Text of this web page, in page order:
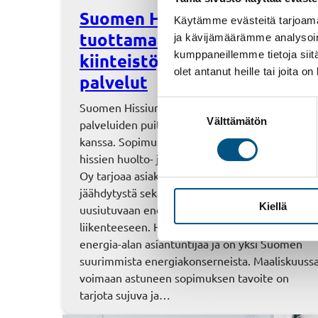
Käytämme evästeitä
ja kävijämäärämme
kumppaneillemme tietoja
olet antanut heille tai joita
Suostumuksen
valinta
Välttämätön
Kiellä
Suomen Hissiurakointi Oy
tuottamaan Helen-konsernin
kiinteistöjen hissien tekniset
palvelut
Suomen Hissiurakointi on solminut teknisten
palveluiden puitesopimuksen Helen-konsernin
kanssa. Sopimus koskee Helenin voimalaitosten
hissien huolto- ja kunnossapitopalveluita. Helen
Oy tarjoaa asiakkailleen sähköä, lämpöä ja
jäähdytystä sekä ratkaisuja alueelliseen ja
uusiutuvaan energiaan sekä sähköiseen
liikenteeseen. Helen-konserni työllistää yli 700
energia-alan asiantuntijaa ja on yksi Suomen
suurimmista energiakonserneista.
voimaan astuneen sopimuksen tavoite on
tarjota sujuva ja…